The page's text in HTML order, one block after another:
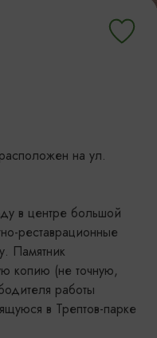
на ул.
в центре большой
реставрационные
Памятник
копию (не точную,
работы
в Трептов-парке